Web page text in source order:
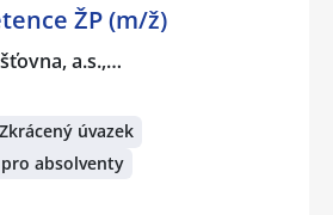
ŽP (m/ž)
a.s.,…
úvazek
absolventy